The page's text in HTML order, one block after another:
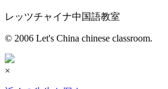
レッツチャイナ中国語教室
© 2006 Let's China chinese classroom.
×